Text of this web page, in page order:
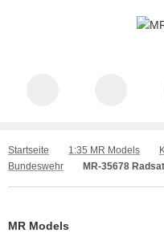
Startseite 1:35 MR Models
Bundeswehr
MR Models